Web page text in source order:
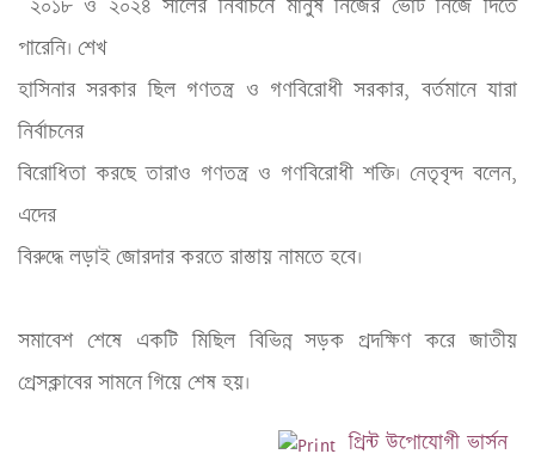
পারেনি। শেখ
হাসিনার সরকার ছিল গণতন্ত্র ও গণবিরোধী সরকার, বর্তমানে যারা
নির্বাচনের
বিরোধিতা করছে তারাও গণতন্ত্র ও গণবিরোধী শক্তি। নেতৃবৃন্দ বলেন,
এদের
বিরুদ্ধে লড়াই জোরদার করতে রাস্তায় নামতে হবে।
সমাবেশ শেষে একটি মিছিল বিভিন্ন সড়ক প্রদক্ষিণ করে জাতীয়
প্রেসক্লাবের সামনে গিয়ে শেষ হয়।
প্রিন্ট উপোযোগী ভার্সন